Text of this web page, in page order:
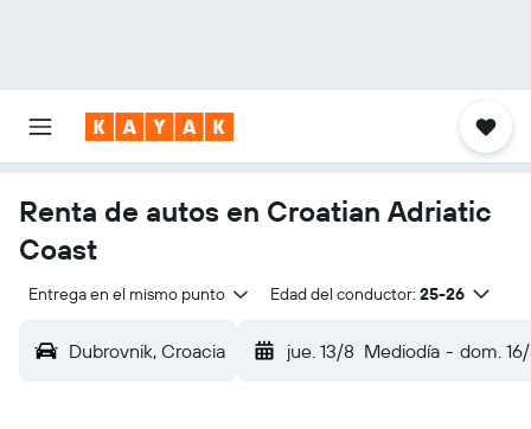
Renta de autos en Croatian Adriatic
Coast
Entrega en el mismo punto Edad del conductor: 25-26
Dubrovnik, Croacia jue. 13/8 Mediodía - dom.